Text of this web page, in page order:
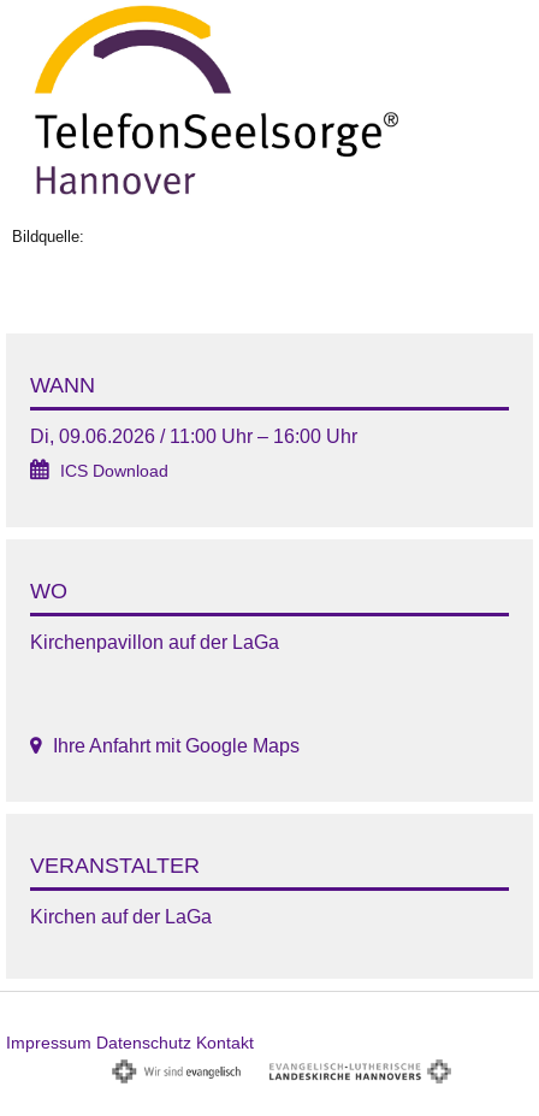
Bildquelle:
WANN
Di, 09.06.2026 / 11:00 Uhr – 16:00 Uhr
ICS Download
WO
Kirchenpavillon auf der LaGa
Ihre Anfahrt mit Google Maps
VERANSTALTER
Kirchen auf der LaGa
Impressum Datenschutz Kontakt